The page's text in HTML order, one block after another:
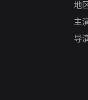
地
主
导